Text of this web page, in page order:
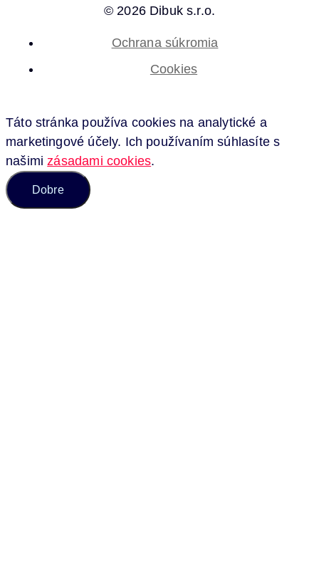
© 2026 Dibuk s.r.o.
Ochrana súkromia
Cookies
Táto stránka používa cookies na analytické a
marketingové účely. Ich používaním súhlasíte s
našimizásadami cookies.
Dobre